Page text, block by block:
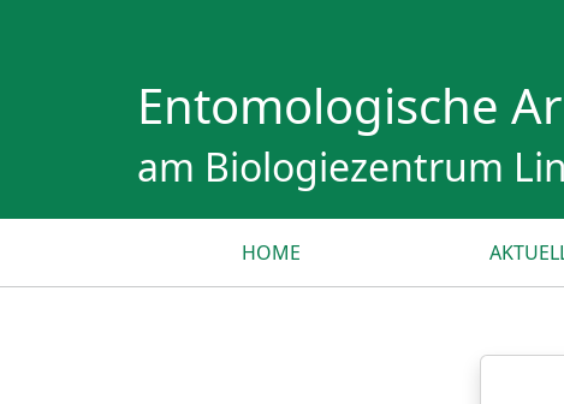
Entomologische
am Biologiezentrum
HOME